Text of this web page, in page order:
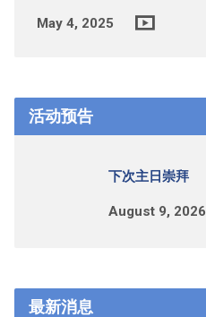
May 4, 2025
活动预告
下次主日崇拜
August 9, 2026
最新消息